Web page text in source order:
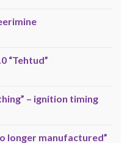
“Tehtud”
– ignition timing
longer manufactured”